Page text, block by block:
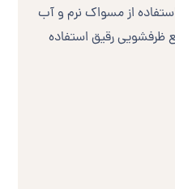
از مسواک نرم و آب
ظرفشویی رقیق استفاده